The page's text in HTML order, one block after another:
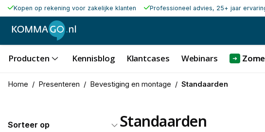
Kopen op rekening voor zakelijke klanten Professioneel advies, 25+ jaar
Producten Kennisblog Klantcases Webinars ➜
Home / Presenteren / Bevestiging en montage / Standaarden
Sorteer op
Standaarden